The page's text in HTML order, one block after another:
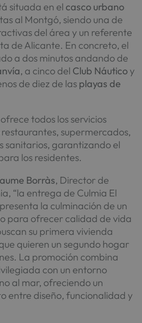
situada en el casco urbano
al Montgó, siendo una de
del área y un referente
de Alicante. En concreto, el
a dos minutos andando de
, a cinco del Club Náuticoy
de diez de las playas de
todos los servicios
supermercados,
sanitarios, garantizando el
los residentes.
Borràs, Director de
“la entrega de Culmia El
la culminación de un
para ofrecer calidad de vida
su primera vivienda
quieren un segundo hogar
La promoción combina
con un entorno
al mar, ofreciendo un
entre diseño, funcionalidad y